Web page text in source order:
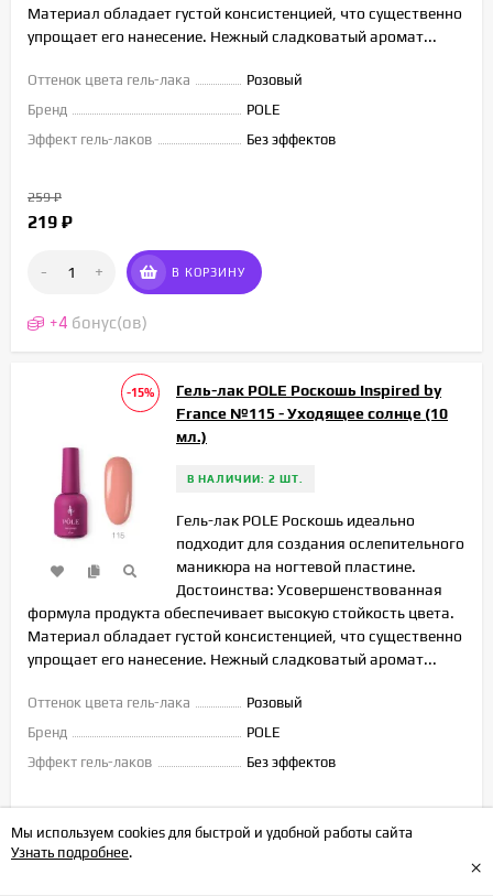
Мы используем cookies для быстрой и удобной работы сайта
Узнать подробнее.
×
Материал обладает густой консистенцией, что существенно
упрощает его нанесение. Нежный сладковатый аромат...
Оттенок цвета гель-лака
Розовый
Бренд
POLE
Эффект гель-лаков
Без эффектов
259₽
219 ₽
- + В КОРЗИНУ
+4 бонус(ов)
-15%
Гель-лак POLE Роскошь Inspired by
France №115 - Уходящее солнце (10
мл.)
В НАЛИЧИИ: 2 ШТ.
Гель-лак POLE Роскошь идеально
подходит для создания ослепительного
маникюра на ногтевой пластине.
Достоинства: Усовершенствованная
формула продукта обеспечивает высокую стойкость цвета.
Материал обладает густой консистенцией, что существенно
упрощает его нанесение. Нежный сладковатый аромат...
Оттенок цвета гель-лака
Розовый
Бренд
POLE
Эффект гель-лаков
Без эффектов
219₽